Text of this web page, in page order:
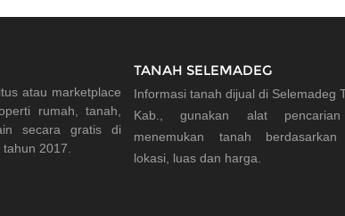
atau marketplace
rumah, tanah,
secara gratis di
2017.
TANAH SELEMADEG
Informasi tanah dijual di Selemadeg
Kab., gunakan alat
menemukan tanah berdasarkan
lokasi, luas dan harga.